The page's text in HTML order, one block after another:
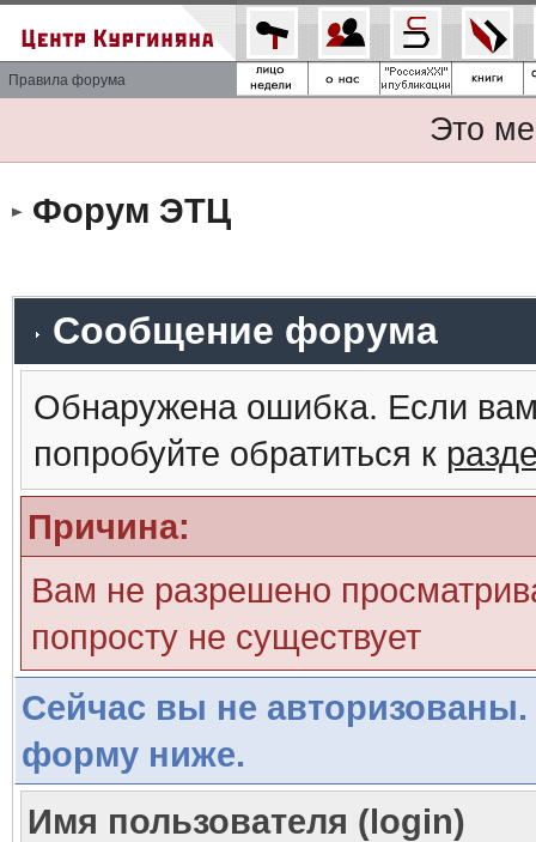
Правила форума
Это
Форум ЭТЦ
Сообщение форума
Обнаружена ошибка. Если
попробуйте обратиться к
Причина:
Вам не разрешено
попросту не существует
Сейчас вы не авторизованы.
форму ниже.
Имя пользователя (login)